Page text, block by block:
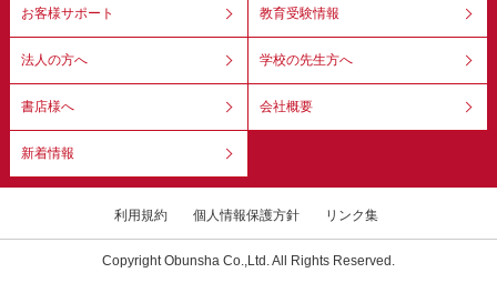
お客様サポート 教育受験情報
法人の方へ 学校の先生方へ
書店様へ 会社概要
新着情報
利用規約 個人情報保護方針 リンク集
Copyright Obunsha Co.,Ltd. All Rights Reserved.